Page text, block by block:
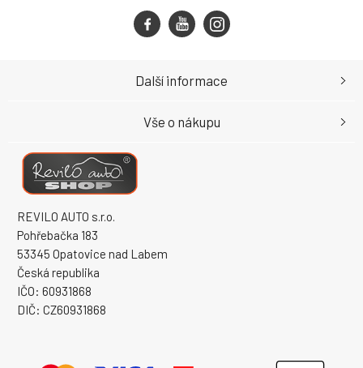
REVILO AUTO s.r.o.
Pohřebačka 183
53345 Opatovice nad Labem
Česká republika
IČO: 60931868
DIČ: CZ60931868
Další informace
Vše o nákupu